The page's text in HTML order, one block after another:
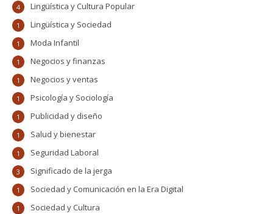
Lingüística y Cultura Popular
4
Lingüística y Sociedad
1
Moda Infantil
1
Negocios y finanzas
1
Negocios y ventas
1
Psicología y Sociología
1
Publicidad y diseño
1
Salud y bienestar
1
Seguridad Laboral
1
Significado de la jerga
3
Sociedad y Comunicación en la Era Digital
1
Sociedad y Cultura
1